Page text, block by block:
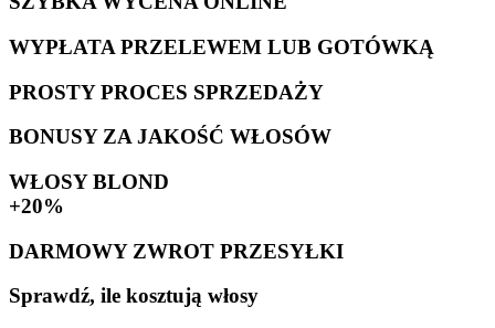
WYPŁATA PRZELEWEM LUB GOTÓWKĄ
PROSTY PROCES SPRZEDAŻY
BONUSY ZA JAKOŚĆ WŁOSÓW
WŁOSY BLOND
+20%
DARMOWY ZWROT PRZESYŁKI
Sprawdź, ile kosztują włosy